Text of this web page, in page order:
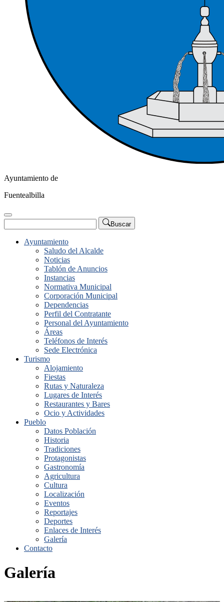
Ayuntamiento de
Fuentealbilla
Buscar
Ayuntamiento
Saludo del Alcalde
Noticias
Tablón de Anuncios
Instancias
Normativa Municipal
Corporación Municipal
Dependencias
Perfil del Contratante
Personal del Ayuntamiento
Áreas
Teléfonos de Interés
Sede Electrónica
Turismo
Alojamiento
Fiestas
Rutas y Naturaleza
Lugares de Interés
Restaurantes y Bares
Ocio y Actividades
Pueblo
Datos Población
Historia
Tradiciones
Protagonistas
Gastronomía
Agricultura
Cultura
Localización
Eventos
Reportajes
Deportes
Enlaces de Interés
Galería
Contacto
Galería